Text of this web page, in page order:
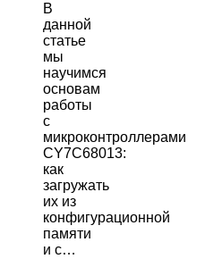
В
данной
статье
мы
научимся
основам
работы
с
микроконтроллерами
CY7C68013:
как
загружать
их из
конфигурационной
памяти
и с…